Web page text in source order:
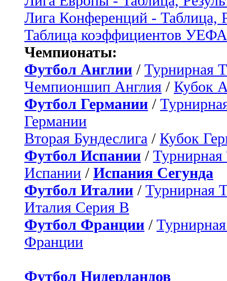
Лига Конференций - Таблица,
Таблица коэффициентов УЕФА
Чемпионаты:
Футбол Англии / Турнирная
Чемпионшип Англия / Кубок
Футбол Германии /
Германии
Вторая Бундеслига / Кубок
Футбол Испании / Турнирная
Испании / Испания Сегунда
Футбол Италии / Турнирная
Италия Серия B
Футбол Франции /
Франции
Футбол Нидерландов